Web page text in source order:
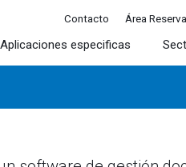
Contacto Área
Aplicaciones especificas